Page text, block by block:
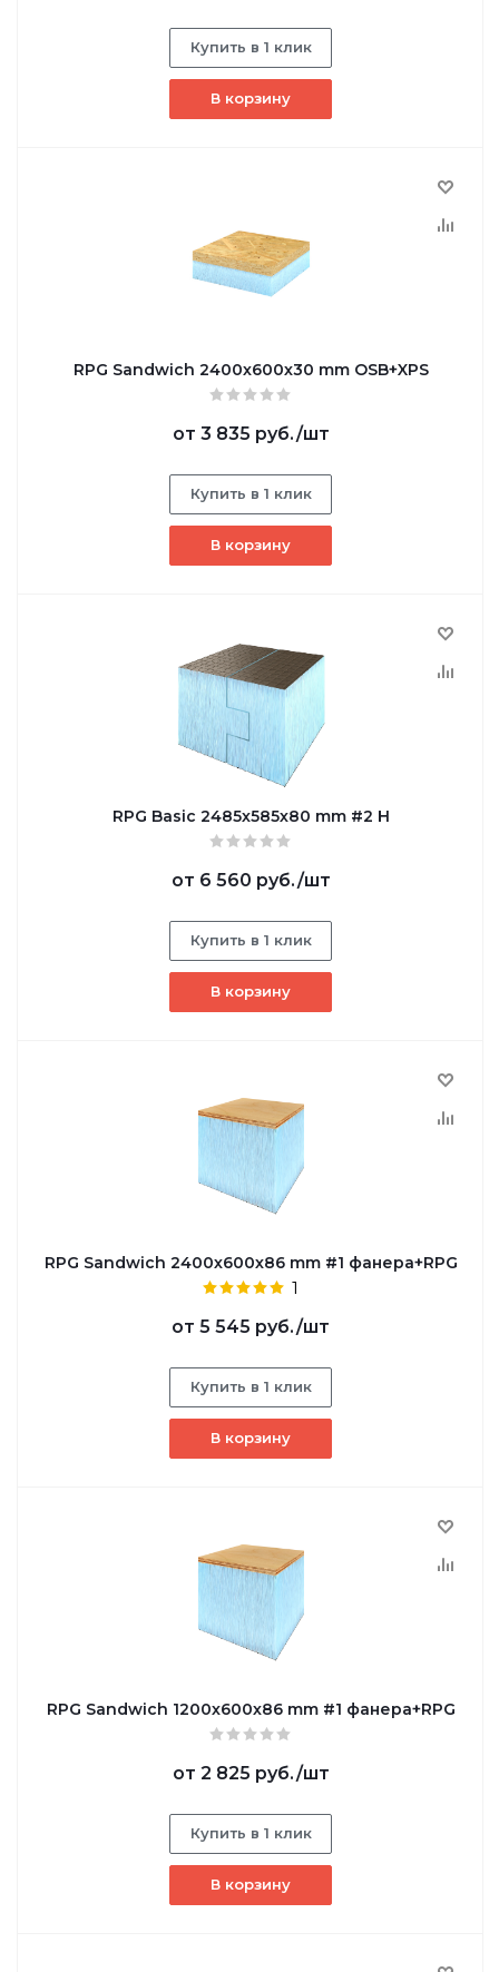
Купить в 1 клик
В корзину
RPG Sandwich 2400х600х30 mm OSB+XPS
от 3 835 руб./шт
Купить в 1 клик
В корзину
RPG Basic 2485х585х80 mm #2 H
от 6 560 руб./шт
Купить в 1 клик
В корзину
RPG Sandwich 2400х600х86 mm #1 фанера+RPG
1
от 5 545 руб./шт
Купить в 1 клик
В корзину
RPG Sandwich 1200х600х86 mm #1 фанера+RPG
от 2 825 руб./шт
Купить в 1 клик
В корзину